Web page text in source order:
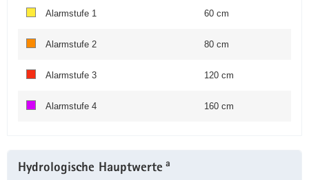
Alarmstufe 1 60 cm
Alarmstufe 2 80 cm
Alarmstufe 3 120 cm
Alarmstufe 4 160 cm
Hydrologische Hauptwerte a